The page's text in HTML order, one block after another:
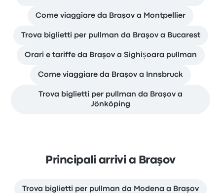
Come viaggiare da Braşov a Montpellier
Trova biglietti per pullman da Braşov a Bucarest
Orari e tariffe da Braşov a Sighișoara pullman
Come viaggiare da Braşov a Innsbruck
Trova biglietti per pullman da Braşov a
Jönköping
Principali arrivi a Braşov
Trova biglietti per pullman da Modena a Braşov